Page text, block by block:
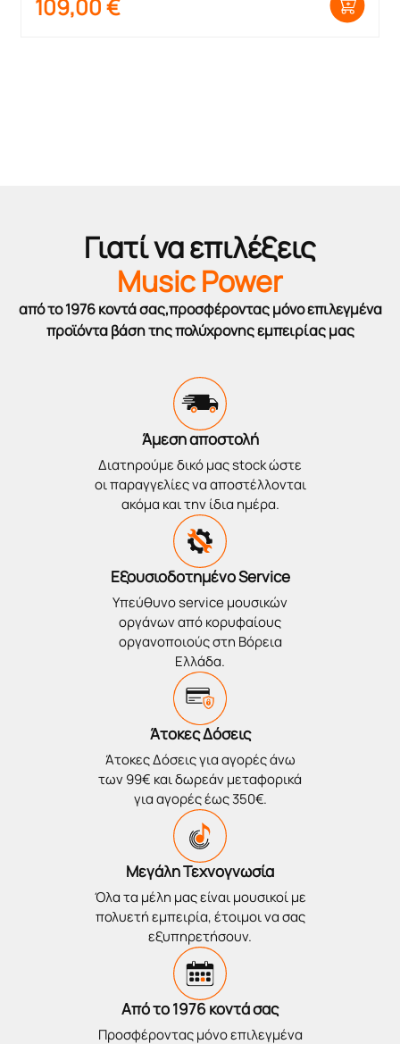
109,00€
Γιατί να επιλέξεις
Music Power
από το 1976 κοντά σας,προσφέροντας μόνο επιλεγμένα
προϊόντα βάση της πολύχρονης εμπειρίας μας
Άμεση αποστολή
Διατηρούμε δικό μας stock ώστε
οι παραγγελίες να αποστέλλονται
ακόμα και την ίδια ημέρα.
Εξουσιοδοτημένο Service
Υπεύθυνο service μουσικών
οργάνων από κορυφαίους
οργανοποιούς στη Βόρεια
Ελλάδα.
Άτοκες Δόσεις
Άτοκες Δόσεις για αγορές άνω
των 99€ και δωρεάν μεταφορικά
για αγορές έως 350€.
Μεγάλη Τεχνογνωσία
Όλα τα μέλη μας είναι μουσικοί με
πολυετή εμπειρία, έτοιμοι να σας
εξυπηρετήσουν.
Από το 1976 κοντά σας
Προσφέροντας μόνο επιλεγμένα